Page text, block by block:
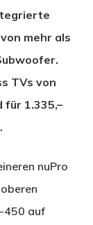
mehr als
TVs von
für 1.335,–
nuPro
450 auf